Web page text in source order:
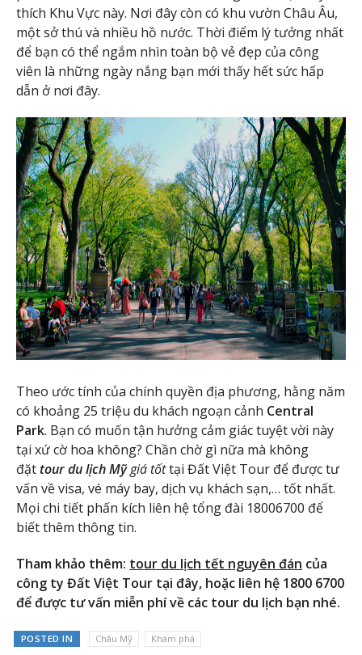
thích Khu Vực này. Nơi đây còn có khu vườn Châu Âu,
một sở thú và nhiều hồ nước. Thời điểm lý tưởng nhất
để bạn có thể ngắm nhìn toàn bộ vẻ đẹp của công
viên là những ngày nắng bạn mới thấy hết sức hấp
dẫn ở nơi đây.
Theo ước tính của chính quyền địa phương, hằng năm
có khoảng 25 triệu du khách ngoạn cảnh Central
Park. Bạn có muốn tận hưởng cảm giác tuyệt vời này
tại xứ cờ hoa không? Chần chờ gì nữa mà không
đặttour du lịch Mỹgiá tốttại Đất Việt Tour để được tư
vấn về visa, vé máy bay, dịch vụ khách sạn,… tốt nhất.
Mọi chi tiết phấn kích liên hệ tổng đài 18006700 để
biết thêm thông tin.
Tham khảo thêm: tour du lịch tết nguyên đán của
công ty Đất Việt Tour tại đây, hoặc liên hệ 1800 6700
để được tư vấn miễn phí về các tour du lịch bạn nhé.
POSTED IN Châu Mỹ Khám phá